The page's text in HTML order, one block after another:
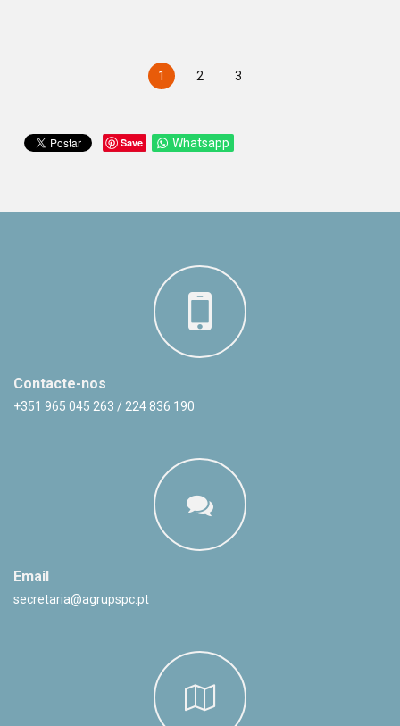
1 2 3
Save Whatsapp
Contacte-nos
+351 965 045 263 / 224 836 190
Email
secretaria@agrupspc.pt